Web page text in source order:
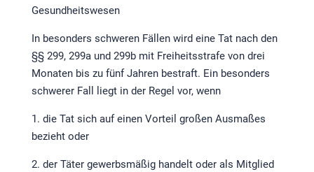
Gesundheitswesen
In besonders schweren Fällen wird eine Tat nach den
§§ 299, 299a und 299b mit Freiheitsstrafe von drei
Monaten bis zu fünf Jahren bestraft. Ein besonders
schwerer Fall liegt in der Regel vor, wenn
1. die Tat sich auf einen Vorteil großen Ausmaßes
bezieht oder
2. der Täter gewerbsmäßig handelt oder als Mitglied